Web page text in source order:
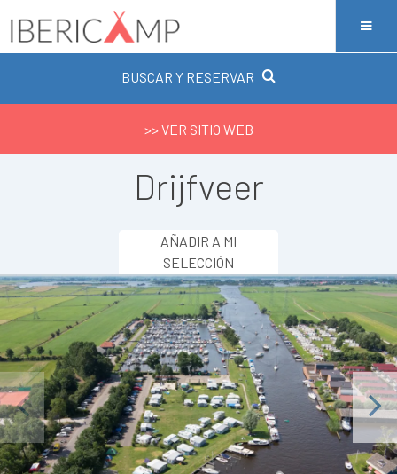
BUSCAR Y RESERVAR
>> VER SITIO WEB
Drijfveer
AÑADIR A MI
SELECCIÓN
Next